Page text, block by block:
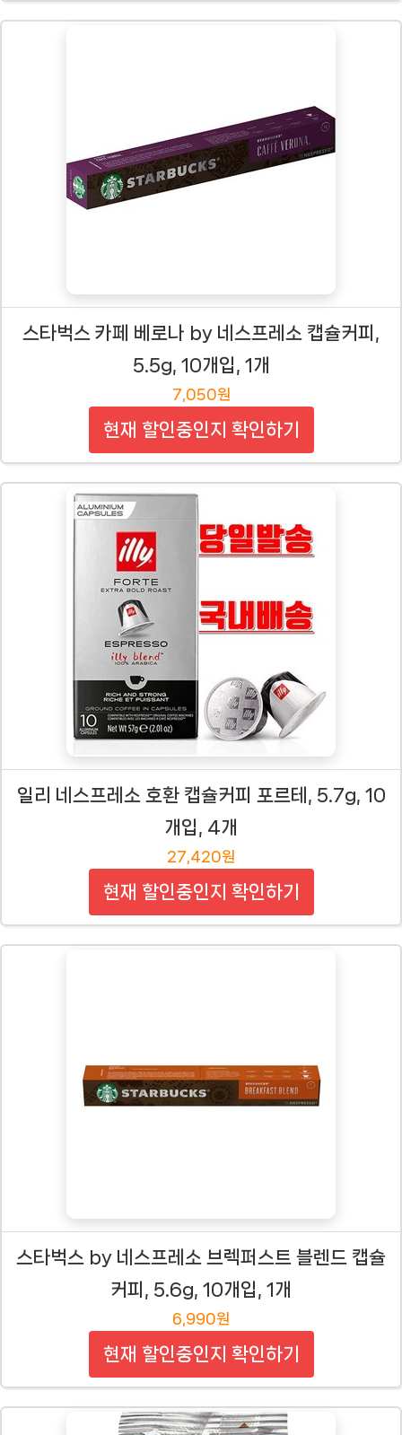
스타벅스 카페 베로나 by 네스프레소 캡슐커피,
5.5g, 10개입, 1개
7,050원
현재 할인중인지 확인하기
일리 네스프레소 호환 캡슐커피 포르테, 5.7g, 10
개입, 4개
27,420원
현재 할인중인지 확인하기
스타벅스 by 네스프레소 브렉퍼스트 블렌드 캡슐
커피, 5.6g, 10개입, 1개
6,990원
현재 할인중인지 확인하기